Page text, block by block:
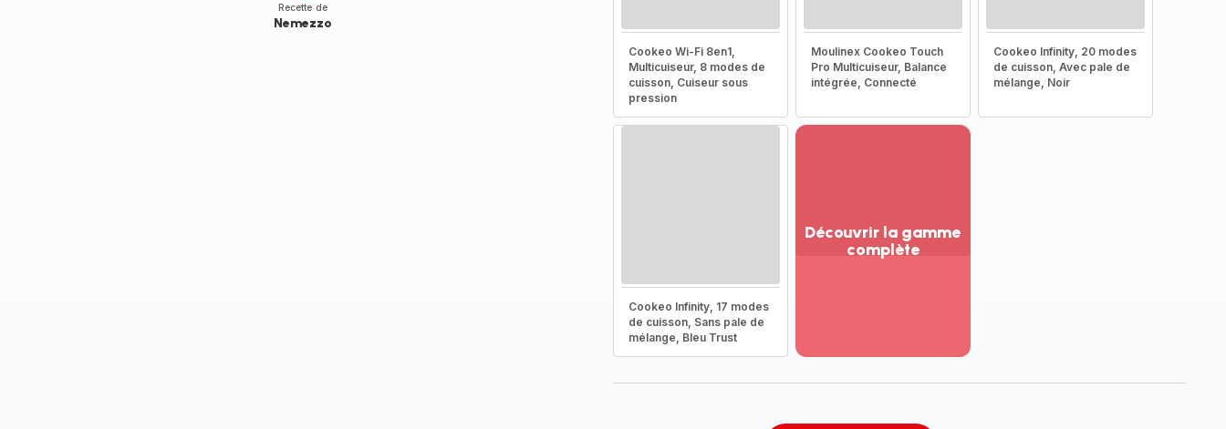
Recette de
Nemezzo
Cookeo Wi-Fi 8en1,
Multicuiseur, 8 modes de
cuisson, Cuiseur sous
pression
Moulinex Cookeo Touch
Pro Multicuiseur, Balance
intégrée, Connecté
Cookeo Infinity, 20 modes
de cuisson, Avec pale de
mélange, Noir
Cookeo Infinity, 17 modes
de cuisson, Sans pale de
mélange, Bleu Trust
Découvrir la gamme
complète
gamme